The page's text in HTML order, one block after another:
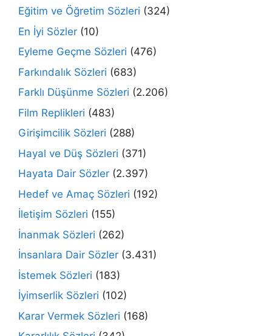
Eğitim ve Öğretim Sözleri (324)
En İyi Sözler (10)
Eyleme Geçme Sözleri (476)
Farkındalık Sözleri (683)
Farklı Düşünme Sözleri (2.206)
Film Replikleri (483)
Girişimcilik Sözleri (288)
Hayal ve Düş Sözleri (371)
Hayata Dair Sözler (2.397)
Hedef ve Amaç Sözleri (192)
İletişim Sözleri (155)
İnanmak Sözleri (262)
İnsanlara Dair Sözler (3.431)
İstemek Sözleri (183)
İyimserlik Sözleri (102)
Karar Vermek Sözleri (168)